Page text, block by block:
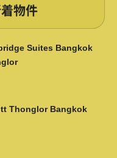
物件
Suites Bangkok
Thonglor Bangkok